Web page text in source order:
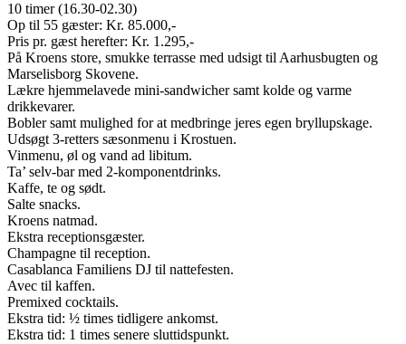
10 timer (16.30-02.30)
Op til 55 gæster: Kr. 85.000,-
Pris pr. gæst herefter: Kr. 1.295,-
På Kroens store, smukke terrasse med udsigt til Aarhusbugten og
Marselisborg Skovene.
Lækre hjemmelavede mini-sandwicher samt kolde og varme
drikkevarer.
Bobler samt mulighed for at medbringe jeres egen bryllupskage.
Udsøgt 3-retters sæsonmenu i Krostuen.
Vinmenu, øl og vand ad libitum.
Ta’ selv-bar med 2-komponentdrinks.
Kaffe, te og sødt.
Salte snacks.
Kroens natmad.
Ekstra receptionsgæster.
Champagne til reception.
Casablanca Familiens DJ til nattefesten.
Avec til kaffen.
Premixed cocktails.
Ekstra tid: ½ times tidligere ankomst.
Ekstra tid: 1 times senere sluttidspunkt.